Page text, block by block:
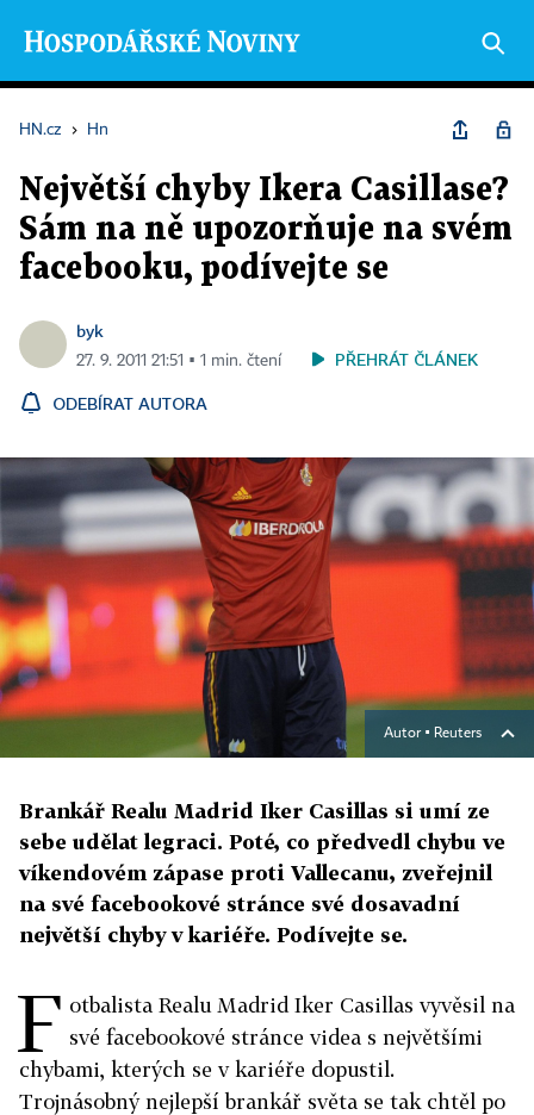
HN.cz › Hn
Největší chyby Ikera Casillase?
Sám na ně upozorňuje na svém
facebooku, podívejte se
byk
27. 9. 2011 21:51 ▪ 1 min. čtení PŘEHRÁT ČLÁNEK
ODEBÍRAT AUTORA
Autor ▪ Reuters
Brankář Realu Madrid Iker Casillas si umí ze
sebe udělat legraci. Poté, co předvedl chybu ve
víkendovém zápase proti Vallecanu, zveřejnil
na své facebookové stránce své dosavadní
největší chyby v kariéře. Podívejte se.
F otbalista Realu Madrid Iker Casillas vyvěsil na
své facebookové stránce videa s největšími
chybami, kterých se v kariéře dopustil.
Trojnásobný nejlepší brankář světa se tak chtěl po